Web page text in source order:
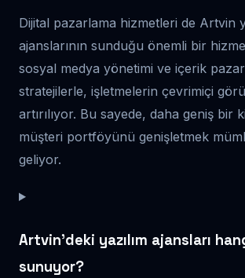
Dijital pazarlama hizmetleri de Artvin
ajanslarının sunduğu önemli bir
sosyal medya yönetimi ve içerik
stratejilerle, işletmelerin çevrimiçi
artırılıyor. Bu sayede, daha geniş bir
müşteri portföyünü genişletmek
geliyor.
Artvin’deki yazılım ajansları
sunuyor?